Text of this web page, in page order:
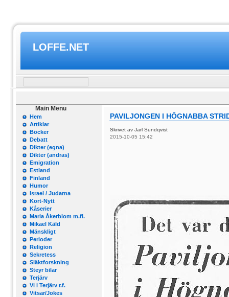
LOFFE.NET
Main Menu
Hem
Artiklar
Böcker
Debatt
Dikter (egna)
Dikter (andras)
Emigration
Estland
Finland
Humor
Israel / Judarna
Kort-Nytt
Kåserier
Maria Åkerblom m.fl.
Mikael Käld
Mänskligt
Perioder
Religion
Sekretess
Släktforskning
Steyr bilar
Terjärv
Vi i Terjärv r.f.
Vitsar/Jokes
PAVILJONGEN I HÖGNABBA
Skrivet av Jarl Sundqvist
2015-10-05 15:42